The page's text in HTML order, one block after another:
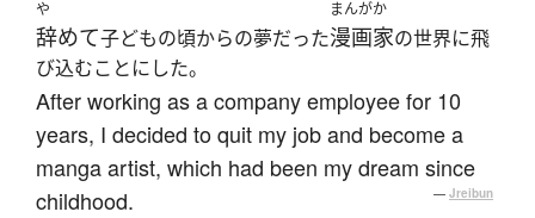
や
辞めて子どもの頃からの夢だった
まんがか
漫画家の世界に飛
び込むことにした。
After working as a company employee for 10
years, I decided to quit my job and become a
manga artist, which had been my dream since
childhood.
— Jreibun